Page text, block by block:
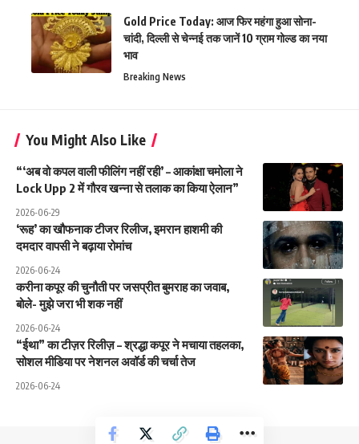
Gold Price Today: आज फिर महंगा हुआ सोना-
चांदी, दिल्ली से चेन्नई तक जानें 10 ग्राम गोल्ड का नया
भाव
Breaking News
You Might Also Like
“‘अब वो कपल वाली फीलिंग नहीं रही’ – आकांक्षा चमोला ने
Lock Upp 2 में गौरव खन्ना से तलाक का किया ऐलान”
2026-06-29
‘रूह’ का खौफनाक टीजर रिलीज, इमरान हाशमी की
दमदार वापसी ने बढ़ाया रोमांच
2026-06-24
करीना कपूर की चुनौती पर जसप्रीत बुमराह का जवाब,
बोले- मुझे जरा भी शक नहीं
2026-06-24
“ईथा” का टीज़र रिलीज़ – श्रद्धा कपूर ने मचाया तहलका,
सोशल मीडिया पर नेशनल अवॉर्ड की चर्चा तेज
2026-06-24